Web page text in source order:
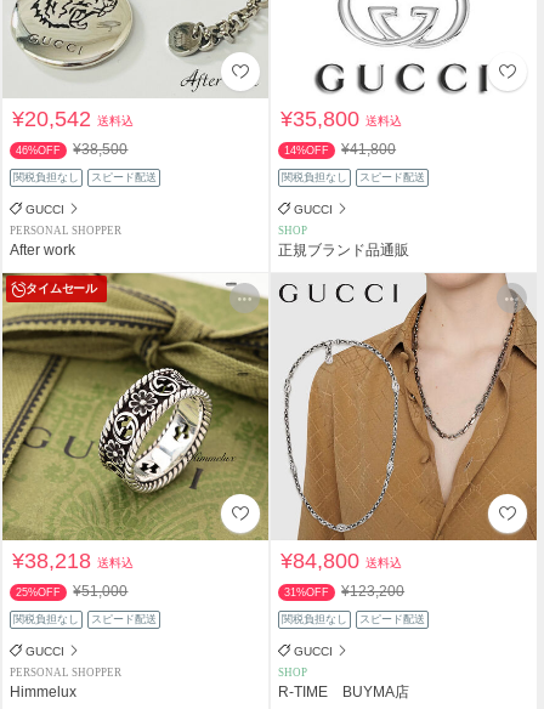
¥20,542送料込
46%OFF ¥38,500
関税負担なし スピード配送
GUCCI
PERSONAL SHOPPER
After work
¥35,800送料込
14%OFF ¥41,800
関税負担なし スピード配送
GUCCI
SHOP
正規ブランド品通販
タイムセール
¥38,218送料込
25%OFF ¥51,000
関税負担なし スピード配送
GUCCI
PERSONAL SHOPPER
Himmelux
¥84,800送料込
31%OFF ¥123,200
関税負担なし スピード配送
GUCCI
SHOP
R-TIME BUYMA店